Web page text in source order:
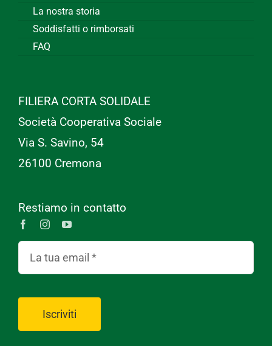
La nostra storia
Soddisfatti o rimborsati
FAQ
FILIERA CORTA SOLIDALE
Società Cooperativa Sociale
Via S. Savino, 54
26100 Cremona
Restiamo in contatto
Iscriviti